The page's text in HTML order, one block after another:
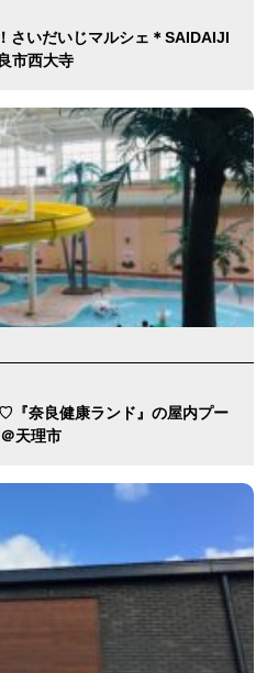
さいだいじマルシェ＊SAIDAIJI
市西大寺
『奈良健康ランド』の屋内プー
天理市